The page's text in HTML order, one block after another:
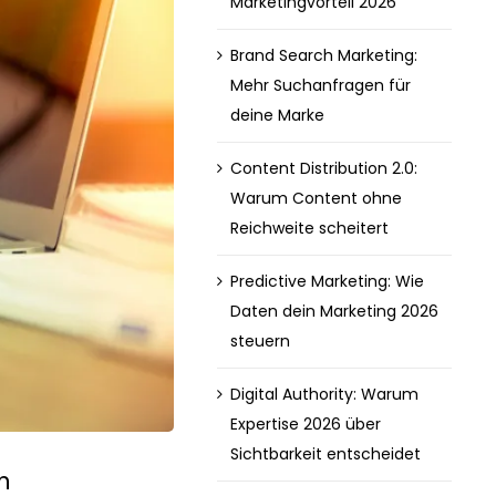
Brand Search Marketing:
Mehr Suchanfragen für
deine Marke
Content Distribution 2.0:
Warum Content ohne
Reichweite scheitert
Predictive Marketing: Wie
Daten dein Marketing 2026
steuern
Digital Authority: Warum
Expertise 2026 über
Sichtbarkeit entscheidet